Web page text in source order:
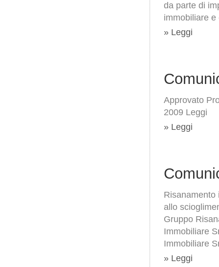
da parte di
immobiliare
» Leggi
Approvato
2009 Leggi
» Leggi
Risanamento
allo
Gruppo
Immobiliare
Immobiliare
» Leggi